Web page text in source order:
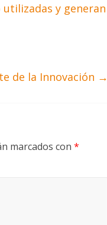
y generan
de la Innovación →
marcados con *